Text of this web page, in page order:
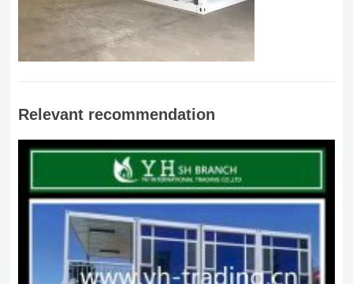
Relevant recommendation